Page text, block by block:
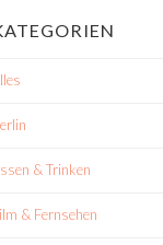
& Trinken
& Fernsehen